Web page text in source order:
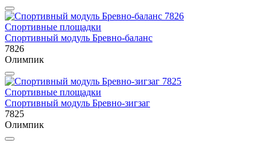
Спортивные площадки
Спортивный модуль Бревно-баланс
7826
Олимпик
Спортивные площадки
Спортивный модуль Бревно-зигзаг
7825
Олимпик